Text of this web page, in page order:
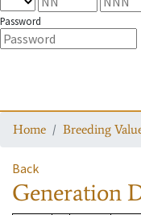
Password
Home Breeding
Back
Generation